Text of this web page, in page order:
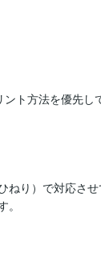
ト方法を優先
り）で対応させ